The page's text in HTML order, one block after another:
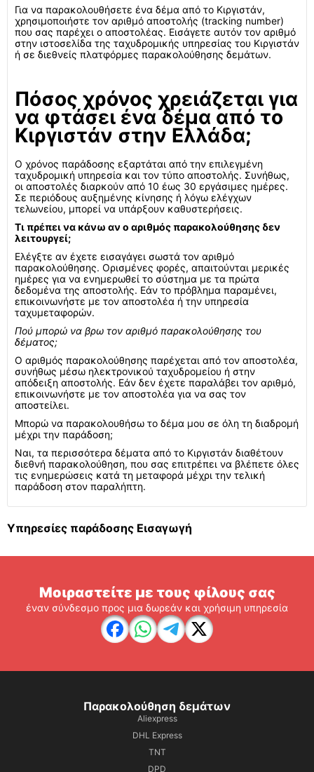
Για να παρακολουθήσετε ένα δέμα από το Κιργιστάν,
χρησιμοποιήστε τον αριθμό αποστολής (tracking number)
που σας παρέχει ο αποστολέας. Εισάγετε αυτόν τον αριθμό
στην ιστοσελίδα της ταχυδρομικής υπηρεσίας του Κιργιστάν
ή σε διεθνείς πλατφόρμες παρακολούθησης δεμάτων.
Πόσος χρόνος χρειάζεται για
να φτάσει ένα δέμα από το
Κιργιστάν στην Ελλάδα;
Ο χρόνος παράδοσης εξαρτάται από την επιλεγμένη
ταχυδρομική υπηρεσία και τον τύπο αποστολής. Συνήθως,
οι αποστολές διαρκούν από 10 έως 30 εργάσιμες ημέρες.
Σε περιόδους αυξημένης κίνησης ή λόγω ελέγχων
τελωνείου, μπορεί να υπάρξουν καθυστερήσεις.
Τι πρέπει να κάνω αν ο αριθμός παρακολούθησης δεν
λειτουργεί;
Ελέγξτε αν έχετε εισαγάγει σωστά τον αριθμό
παρακολούθησης. Ορισμένες φορές, απαιτούνται μερικές
ημέρες για να ενημερωθεί το σύστημα με τα πρώτα
δεδομένα της αποστολής. Εάν το πρόβλημα παραμένει,
επικοινωνήστε με τον αποστολέα ή την υπηρεσία
ταχυμεταφορών.
Πού μπορώ να βρω τον αριθμό παρακολούθησης του
δέματος;
Ο αριθμός παρακολούθησης παρέχεται από τον αποστολέα,
συνήθως μέσω ηλεκτρονικού ταχυδρομείου ή στην
απόδειξη αποστολής. Εάν δεν έχετε παραλάβει τον αριθμό,
επικοινωνήστε με τον αποστολέα για να σας τον
αποστείλει.
Μπορώ να παρακολουθήσω το δέμα μου σε όλη τη διαδρομή
μέχρι την παράδοση;
Ναι, τα περισσότερα δέματα από το Κιργιστάν διαθέτουν
διεθνή παρακολούθηση, που σας επιτρέπει να βλέπετε όλες
τις ενημερώσεις κατά τη μεταφορά μέχρι την τελική
παράδοση στον παραλήπτη.
Υπηρεσίες παράδοσης Εισαγωγή
Μοιραστείτε με τους φίλους σας
έναν σύνδεσμο προς μια δωρεάν και χρήσιμη υπηρεσία
Παρακολούθηση δεμάτων
Aliexpress
DHL Express
TNT
DPD